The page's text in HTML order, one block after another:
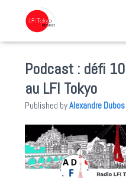
Podcast : défi
au LFI Tokyo
Published byAlexandre Dubos